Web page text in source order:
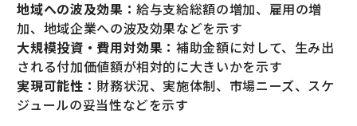
地域への波及効果：給与支給総額の増加、雇用の増
加、地域企業への波及効果などを示す
大規模投資・費用対効果：補助金額に対して、生み出
される付加価値額が相対的に大きいかを示す
実現可能性： 財務状況、実施体制、市場ニーズ、スケ
ジュールの妥当性などを示す